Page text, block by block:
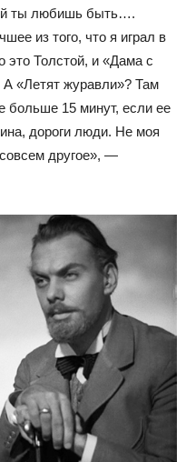
ты любишь быть….
из того, что я играл в
это Толстой, и «Дама с
А «Летят журавли»? Там
больше 15 минут, если ее
дороги люди. Не моя
другое», —